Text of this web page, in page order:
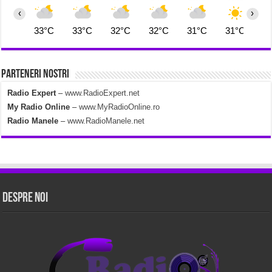
33°C 33°C 32°C 32°C 31°C 31°C
‹ ›
Parteneri Nostri
Radio Expert –www.RadioExpert.net
My Radio Online –www.MyRadioOnline.ro
Radio Manele–www.RadioManele.net
Despre Noi